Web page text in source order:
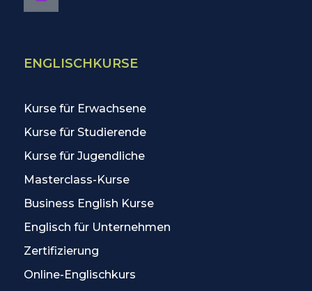
ENGLISCHKURSE
Kurse für Erwachsene
Kurse für Studierende
Kurse für Jugendliche
Masterclass-Kurse
Business English Kurse
Englisch für Unternehmen
Zertifizierung
Online-Englischkurs